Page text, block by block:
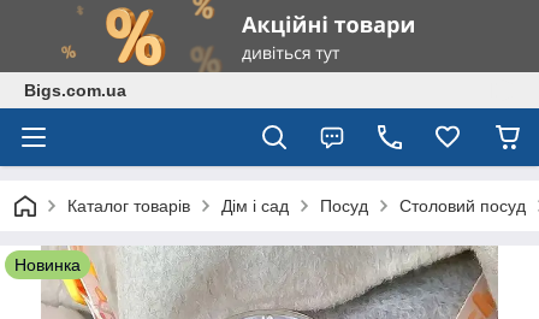
Bigs.com.ua
Каталог товарів Дім і сад Посуд Столовий посуд
Новинка